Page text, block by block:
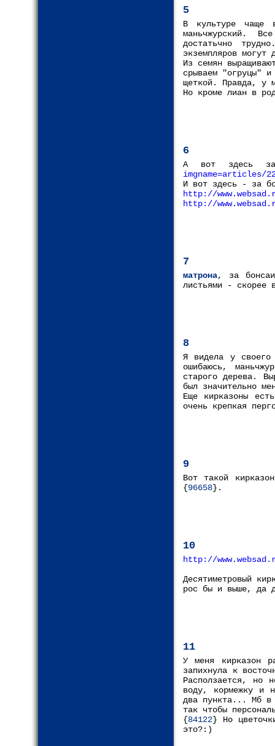
5
В культуре
маньчжурский.
достатьчно
экземпляров
Из семян
срываем "огруцы"
щеткой. Правда, у
Но кроме лиан в
6
А вот здесь
imgname=articles/
И вот здесь - за
http://
http://
7
матрона, за
листьями - скорее
8
Я видела у своего
ошибаюсь,
старого дерева.
был значительно
Еще кирказоны
очень крепкая
9
Вот такой
{96658}.
10
http://
Десятиметровый
рос бы и выше, да
11
У меня кирказон
запихнула к
Расползается, но
воду, кормежку и
два пункта... Мб в
так чтобы
{84122} Но
это?:)